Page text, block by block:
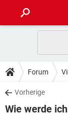
ANDROID
WINDOWS 10
WHATSAPP
TIPPS & TRICKS
SPIELE
DOWNLOADS
SPIELE
Forum
Vorherige
Wie werde